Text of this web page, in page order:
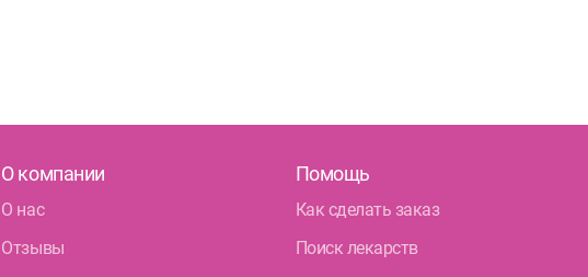
О компании
О нас
Отзывы
Помощь
Как сделать заказ
Поиск лекарств